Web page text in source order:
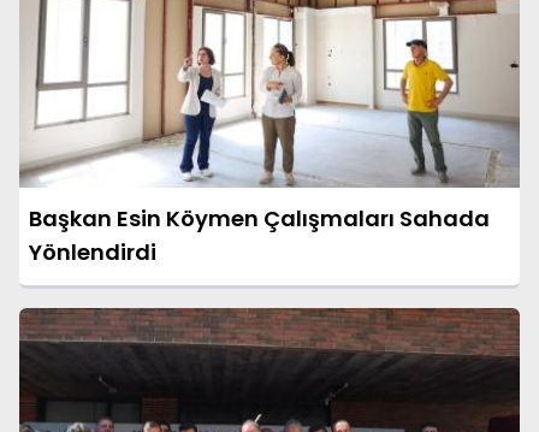
Başkan Esin Köymen Çalışmaları Sahada
Yönlendirdi